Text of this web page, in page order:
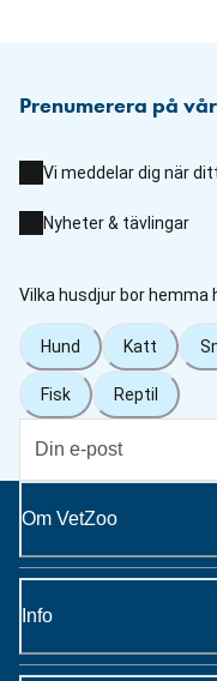
Prenumerera på
Vi meddelar dig när
Nyheter & tävlingar
Vilka husdjur bor hemma
Hund Katt
Fisk Reptil
Om VetZoo
Info